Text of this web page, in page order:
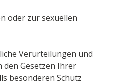
oder zur sexuellen
Verurteilungen und
den Gesetzen Ihrer
besonderen Schutz